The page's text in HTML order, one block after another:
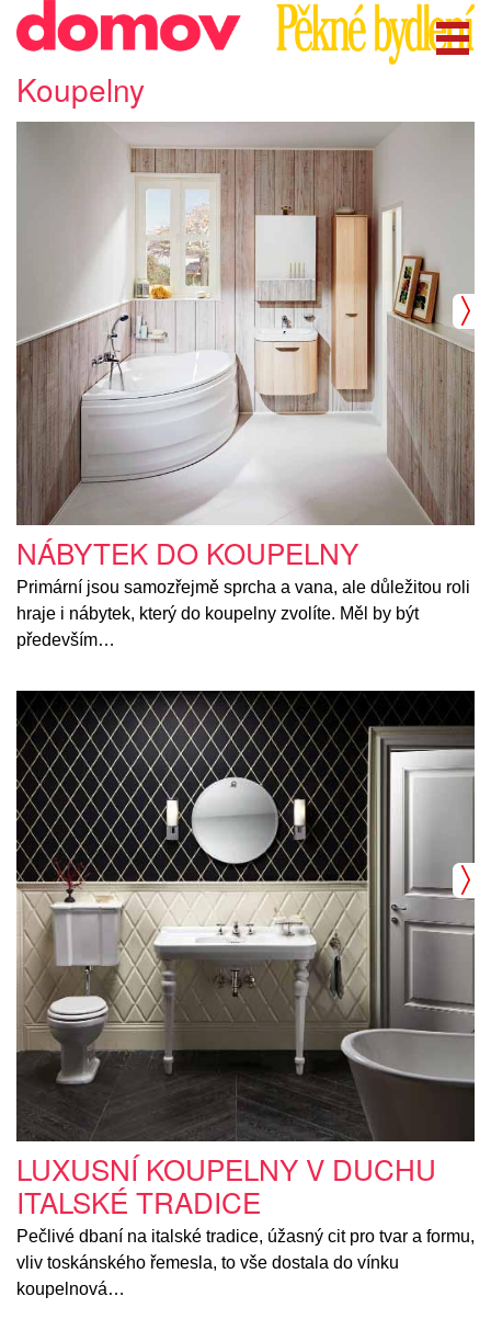
Koupelny
NÁBYTEK DO KOUPELNY
Primární jsou samozřejmě sprcha a vana, ale důležitou roli
hraje i nábytek, který do koupelny zvolíte. Měl by být
především…
LUXUSNÍ KOUPELNY V DUCHU
ITALSKÉ TRADICE
Pečlivé dbaní na italské tradice, úžasný cit pro tvar a formu,
vliv toskánského řemesla, to vše dostala do vínku
koupelnová…